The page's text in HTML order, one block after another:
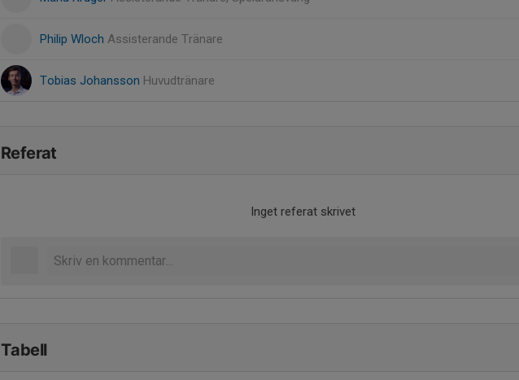
Philip Wloch Assisterande Tränare
Tobias Johansson Huvudtränare
Referat
Inget referat skrivet
Tabell